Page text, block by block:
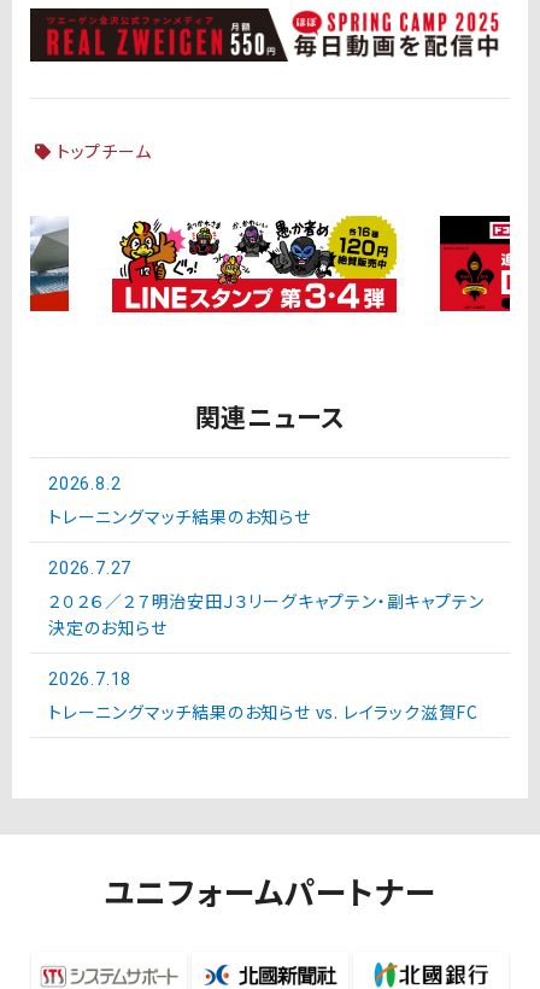
トップチーム
関連ニュース
2026.8.2
トレーニングマッチ結果のお知らせ
2026.7.27
２０２６／２７明治安田Ｊ３リーグキャプテン・副キャプテン
決定のお知らせ
2026.7.18
トレーニングマッチ結果のお知らせ vs. レイラック滋賀FC
ユニフォームパートナー